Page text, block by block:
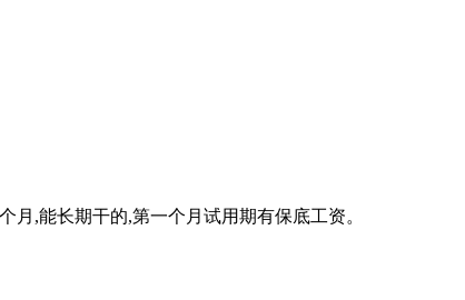
月,能长期干的,第一个月试用期有保底工资。